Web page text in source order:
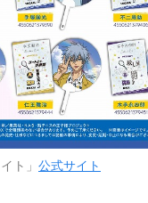
ト」 公式サイト